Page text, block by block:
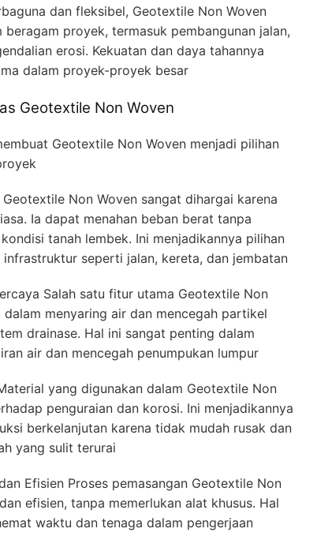
dan fleksibel, Geotextile Non Woven
proyek, termasuk pembangunan jalan,
erosi. Kekuatan dan daya tahannya
dalam proyek-proyek besar
Geotextile Non Woven
Geotextile Non Woven menjadi pilihan
Non Woven sangat dihargai karena
Ia dapat menahan beban berat tanpa
tanah lembek. Ini menjadikannya pilihan
seperti jalan, kereta, dan jembatan
Salah satu fitur utama Geotextile Non
menyaring air dan mencegah partikel
drainase. Hal ini sangat penting dalam
air dan mencegah penumpukan lumpur
yang digunakan dalam Geotextile Non
penguraian dan korosi. Ini menjadikannya
berkelanjutan karena tidak mudah rusak dan
yang sulit terurai
Efisien Proses pemasangan Geotextile Non
efisien, tanpa memerlukan alat khusus. Hal
waktu dan tenaga dalam pengerjaan